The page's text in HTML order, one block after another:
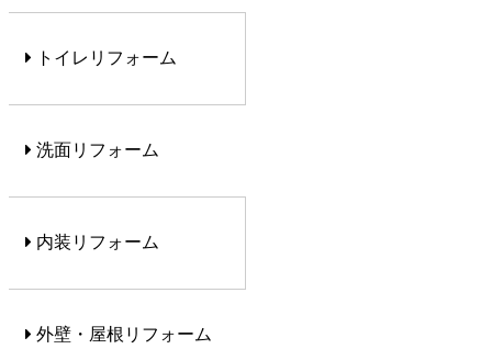
トイレリフォーム
洗面リフォーム
内装リフォーム
外壁・屋根リフォーム